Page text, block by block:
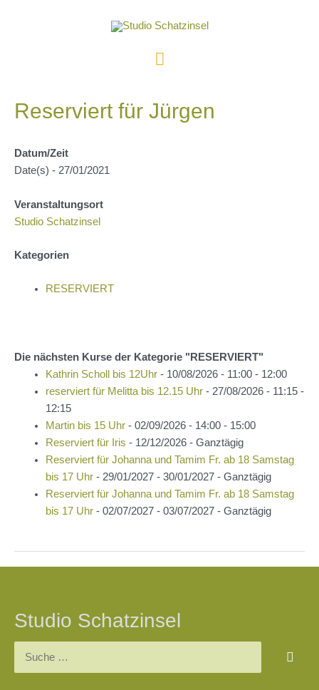
Hauptmenü
Reserviert für Jürgen
Datum/Zeit
Date(s) - 27/01/2021
Veranstaltungsort
Studio Schatzinsel
Kategorien
RESERVIERT
Die nächsten Kurse der Kategorie "RESERVIERT"
Kathrin Scholl bis 12Uhr- 10/08/2026 - 11:00 - 12:00
reserviert für Melitta bis 12.15 Uhr- 27/08/2026 - 11:15 -
12:15
Martin bis 15 Uhr- 02/09/2026 - 14:00 - 15:00
Reserviert für Iris - 12/12/2026 - Ganztägig
Reserviert für Johanna und Tamim Fr. ab 18 Samstag
bis 17 Uhr- 29/01/2027 - 30/01/2027 - Ganztägig
Reserviert für Johanna und Tamim Fr. ab 18 Samstag
bis 17 Uhr- 02/07/2027 - 03/07/2027 - Ganztägig
Studio Schatzinsel